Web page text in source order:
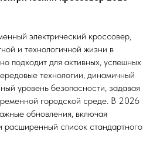
электрический кроссовер,
и технологичной жизни в
подходит для активных, успешных
технологии, динамичный
уровень безопасности, задавая
городской среде. В 2026
обновления, включая
список стандартного